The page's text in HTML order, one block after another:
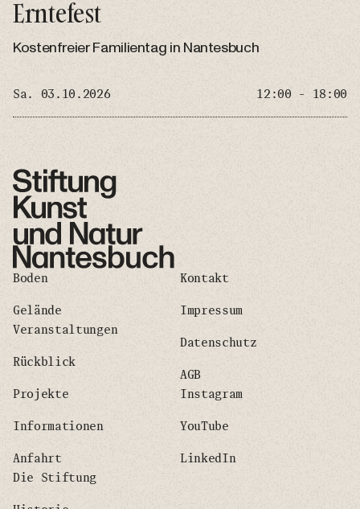
Erntefest
Kostenfreier Familientag in Nantesbuch
Sa. 03.10.2026 12:00 - 18:00
Boden
Gelände
Veranstaltungen
Rückblick
Projekte
Informationen
Anfahrt
Die Stiftung
Kontakt
Impressum
Datenschutz
AGB
Instagram
YouTube
LinkedIn